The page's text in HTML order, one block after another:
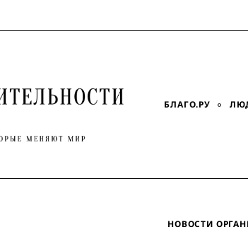
БЛАГО.РУ
НОВОСТИ